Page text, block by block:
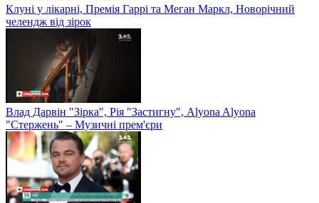
Клуні у лікарні, Премія Гаррі та Меган Маркл, Новорічний
челендж від зірок
Влад Дарвін "Зірка", Рія "Застигну", Alyona Alyona
"Стержень" – Музичні прем'єри